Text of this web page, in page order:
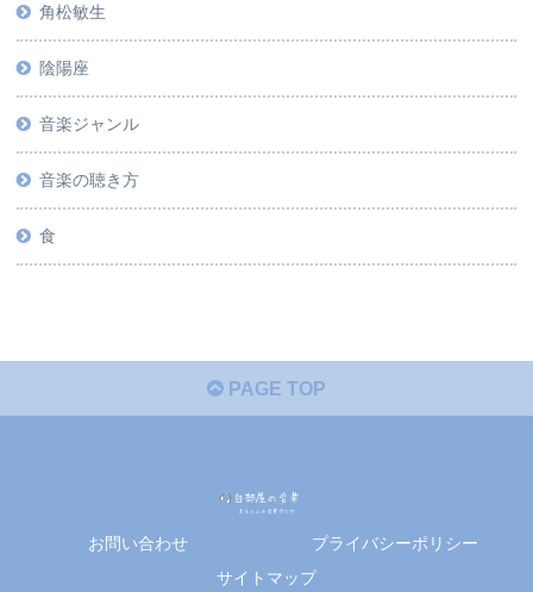
角松敏生
陰陽座
音楽ジャンル
音楽の聴き方
食
PAGE TOP
お問い合わせ
プライバシーポリシー
サイトマップ